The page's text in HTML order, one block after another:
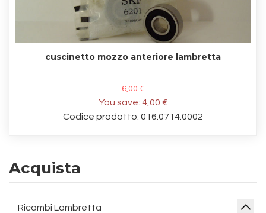
cuscinetto mozzo anteriore lambretta
6,00 €
You save: 4,00 €
Codice prodotto: 016.0714.0002
Acquista
Ricambi Lambretta